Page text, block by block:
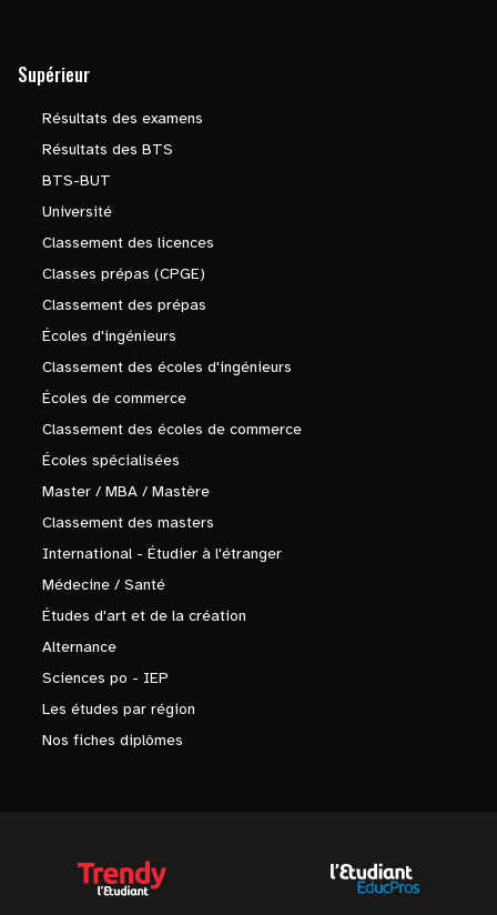
Supérieur
Résultats des examens
Résultats des BTS
BTS-BUT
Université
Classement des licences
Classes prépas (CPGE)
Classement des prépas
Écoles d'ingénieurs
Classement des écoles d'ingénieurs
Écoles de commerce
Classement des écoles de commerce
Écoles spécialisées
Master / MBA / Mastère
Classement des masters
International - Étudier à l'étranger
Médecine / Santé
Études d'art et de la création
Alternance
Sciences po - IEP
Les études par région
Nos fiches diplômes